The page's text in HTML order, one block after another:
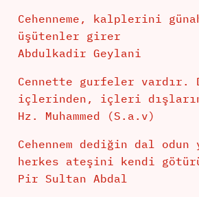
Cehenneme, kalplerini
üşütenler girer
Abdulkadir Geylani
Cennette gurfeler vardır.
içlerinden, içleri
Hz. Muhammed (S.a.v)
Cehennem dediğin dal odun
herkes ateşini kendi
Pir Sultan Abdal